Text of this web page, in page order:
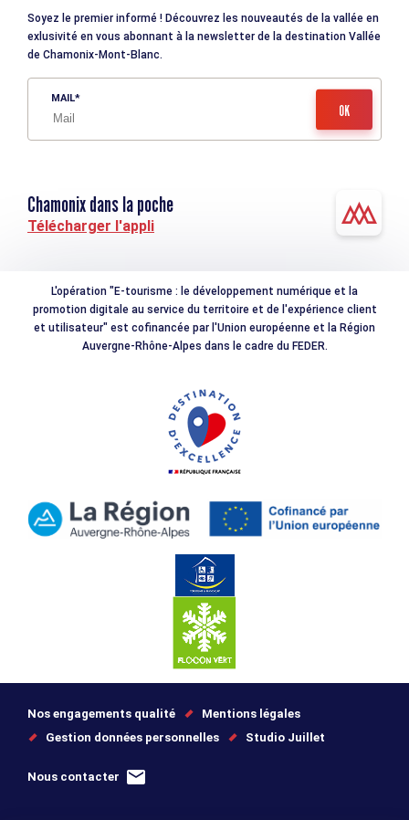
Soyez le premier informé ! Découvrez les nouveautés de la vallée en
exlusivité en vous abonnant à la newsletter de la destination Vallée
de Chamonix-Mont-Blanc.
MAIL
Chamonix dans la poche
Télécharger l'appli
L'opération "E-tourisme : le développement numérique et la
promotion digitale au service du territoire et de l'expérience client
et utilisateur" est cofinancée par l'Union européenne et la Région
Auvergne-Rhône-Alpes dans le cadre du FEDER.
Nos engagements qualité
Mentions légales
Gestion données personnelles
Studio Juillet
Nous contacter